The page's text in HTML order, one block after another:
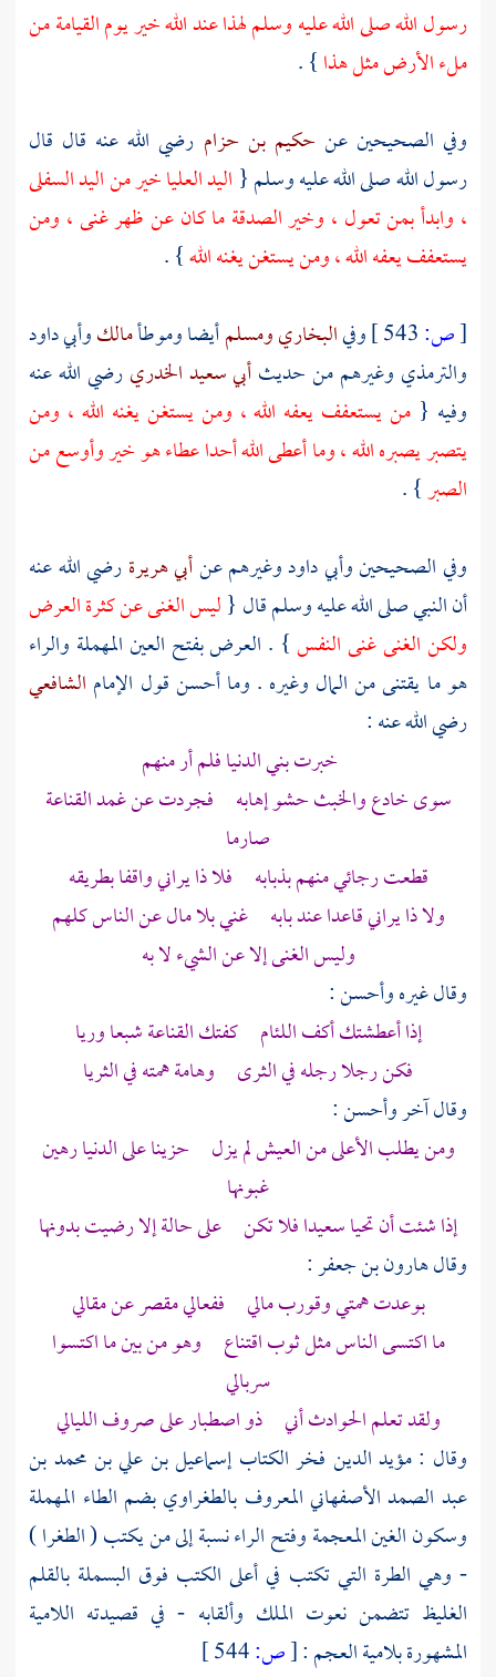
رسول الله صلى الله عليه وسلم لهذا عند الله خير يوم القيامة من
ملء الأرض مثل هذا} .
وفي الصحيحين عن حكيم بن حزام رضي الله عنه قال قال
رسول الله صلى الله عليه وسلم { اليد العليا خير من اليد السفلى
، وابدأ بمن تعول ، وخير الصدقة ما كان عن ظهر غنى ، ومن
يستعفف يعفه الله ، ومن يستغن يغنه الله} .
[ص: وفيالبخاريومسلمأيضا وموطأمالكوأبي داود
والترمذي وغيرهم من حديثأبي سعيد الخدريرضي الله عنه
وفيه {من يستعفف يعفه الله ، ومن يستغن يغنه الله ، ومن
يتصبر يصبره الله ، وما أعطى الله أحدا عطاء هو خير وأوسع من
الصبر} .
وفي الصحيحينوأبي داودوغيرهم عنأبي هريرةرضي الله عنه
أن النبي صلى الله عليه وسلم قال {ليس الغنى عن كثرة العرض
ولكن الغنى غنى النفس} . العرض بفتح العين المهملة والراء
هو ما يقتنى من المال وغيره . وما أحسن قول الإمام الشافعي
رضي الله عنه :
خبرت بني الدنيا فلم أر منهم
سوى خادع والخبث حشو إهابه فجردت عن غمد القناعة
صارما
قطعت رجائي منهم بذبابه فلا ذا يراني واقفا بطريقه
ولا ذا يراني قاعدا عند بابه غني بلا مال عن الناس كلهم
وليس الغنى إلا عن الشيء لا به
وقال غيره وأحسن :
إذا أعطشتك أكف اللئام كفتك القناعة شبعا وريا
فكن رجلا رجله في الثرى وهامة همته في الثريا
وقال آخر وأحسن :
ومن يطلب الأعلى من العيش لم يزل حزينا على الدنيا رهين
غبونها
إذا شئت أن تحيا سعيدا فلا تكن على حالة إلا رضيت بدونها
وقالهارون بن جعفر:
بوعدت همتي وقورب مالي ففعالي مقصر عن مقالي
ما اكتسى الناس مثل ثوب اقتناع وهو من بين ما اكتسوا
سربالي
ولقد تعلم الحوادث أني ذو اصطبار على صروف الليالي
وقال :مؤيد الدين فخر الكتاب إسماعيل بن علي بن محمد بن
عبد الصمد الأصفهاني المعروف بالطغراويبضم الطاء المهملة
وسكون الغين المعجمة وفتح الراء نسبة إلى من يكتب ( الطغرا )
- وهي الطرة التي تكتب في أعلى الكتب فوق البسملة بالقلم
الغليظ تتضمن نعوت الملك وألقابه - في قصيدته اللامية
المشهورة بلاميةالعجم:
[ص: